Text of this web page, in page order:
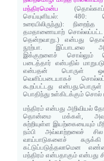
மந்திரமென்ப
செய்யுளியல்: 480:
உரையிலிருந்து):
தமதாணையாற் சொல்லப்பட்ட
தென்றவாறு.) என்பது
நூற்பா. இப்பாடலை
இக்குறளைச் சொல்லும்
படைத்தார் என்பதில்
என்பதன் பொருள்
வெளிப்படையாகச்
கூறப்பட்டது
பொதிந்து உள்கிடக்கும்
மந்திரம் என்பது அறிவியல்
தொன்மை மக்கள்,
சுற்றியுள்ள இயற்கையையும்
நம்பி அவ்வாற்றலைச்
வாய்பாடுகளைச்
கட்டுப்படுத்தலாமென
மந்திரம் என்பதாகும் என்பது